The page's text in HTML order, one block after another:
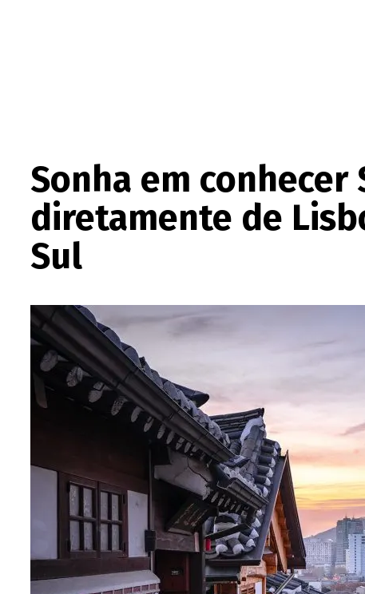
Sonha em
diretamente de
Sul